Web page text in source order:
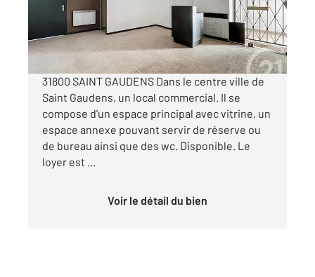
400 €
par mois charges comprises
31800 SAINT GAUDENS Dans le centre ville de
Saint Gaudens, un local commercial. Il se
compose d'un espace principal avec vitrine, un
espace annexe pouvant servir de réserve ou
de bureau ainsi que des wc. Disponible. Le
loyer est ...
Voir le détail du bien